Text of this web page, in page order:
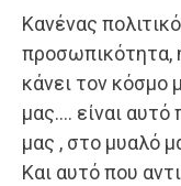
Κανένας
προσωπικότητα,
κάνει τον κόσμο
μας…. είναι
μας , στο μυαλό
Και αυτό που